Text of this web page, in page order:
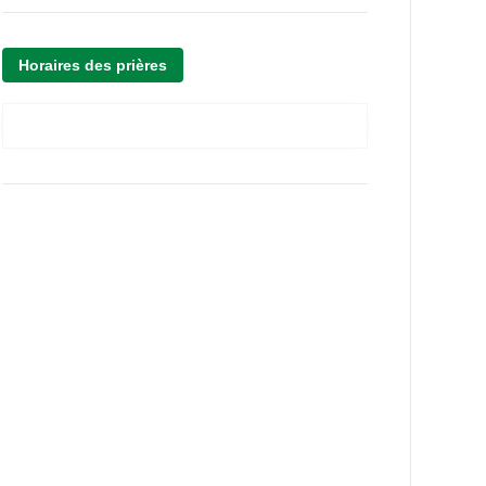
Horaires des prières